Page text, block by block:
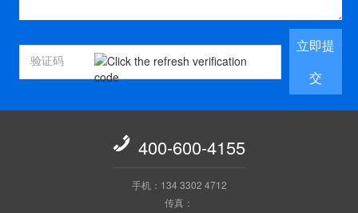
立即提
交
 400-600-4155
手机：134 3302 4712
传真：